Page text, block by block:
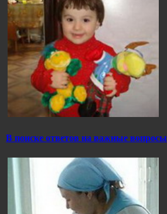
В поиске ответов на важные вопросы